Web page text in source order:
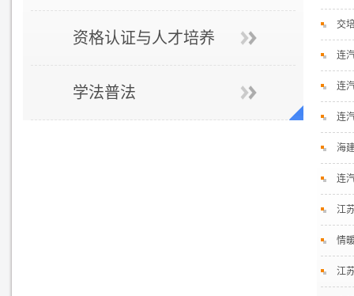
资格认证与人才培养
学法普法
交
连
连
连
海
连
江
情
江